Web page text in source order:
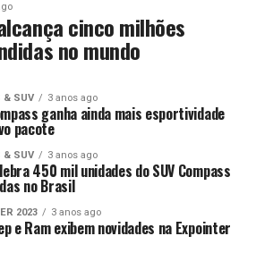
cinco milhões
no mundo
& SUV 3 anos ago
ganha ainda mais esportividade
pacote
& SUV 3 anos ago
450 mil unidades do SUV Compass
no Brasil
2023 3 anos ago
e Ram exibem novidades na Expointer